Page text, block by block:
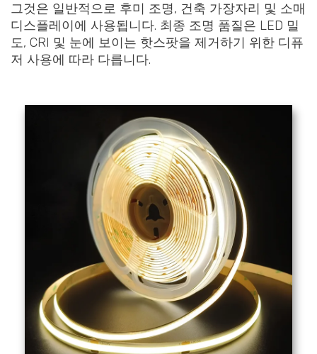
그것은 일반적으로 후미 조명, 건축 가장자리 및 소매
디스플레이에 사용됩니다. 최종 조명 품질은 LED 밀
도, CRI 및 눈에 보이는 핫스팟을 제거하기 위한 디퓨
저 사용에 따라 다릅니다.